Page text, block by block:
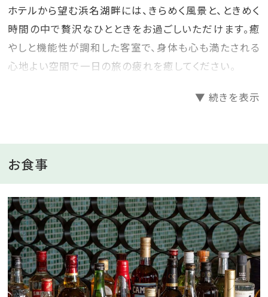
ホテルから望む浜名湖畔には、きらめく風景と、ときめく
時間の中で贅沢なひとときをお過ごしいただけます。癒
やしと機能性が調和した客室で、身体も心も満たされる
心地よい空間で一日の旅の疲れを癒してください。
さとリラックスを追求し、さまざまな施設とサービスを
提供しております。どうぞ特別なひとときをお過ごしくだ
■自家源泉の『ゆうとう温泉』
地下500メートルから湧出する自家源泉の露天温泉風
呂。
地元の雄踏町から名付けられた『ゆうとう温泉』では、
夜空の星々を眺めながら、日中は青空を眺めながら、温
▼ 続きを表示
お食事